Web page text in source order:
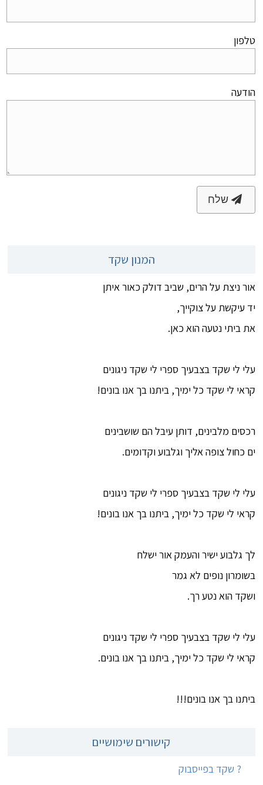
טלפון
הודעה
שלח
המנון שקד
אור ניצת על הרים, שביב דולק כאור איתן
יד עיקשת על צוקייך,
את ביתי נטעה הוא כאן.
עלי לי שקד בצבעיך ספרי לי שקד ניגונים
קראי לי שקד כל ימיך, ביתנו בך אנו בונים!
רכסים מלבינים, דותן עיבל הם שושבינים
ים כחול צופה אליך וגלבוע וקדומים.
עלי לי שקד בצבעיך ספרי לי שקד ניגונים
קראי לי שקד כל ימיך, ביתנו בך אנו בונים!
לך גלבוע ישיר והעמק אור ישלח
בשומרון נופים לא גמר
ושקד הוא נטע רך.
עלי לי שקד בצבעיך ספרי לי שקד ניגונים
קראי לי שקד כל ימיך, ביתנו בך אנו בונים.
ביתנו בך אנו בונים!!!
קישורים שימושיים
? שקד בפייסבוק